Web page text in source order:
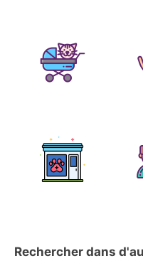
Rechercher dans